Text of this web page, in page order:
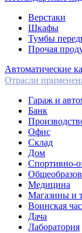
Верстаки
Шкафы
Тумбы
Прочая
Автоматические
Отрасли
Гараж и
Банк
Офис
Склад
Дом
Спортивно-
Медицина
Магазины и
Воинская
Дача
Лаборатория